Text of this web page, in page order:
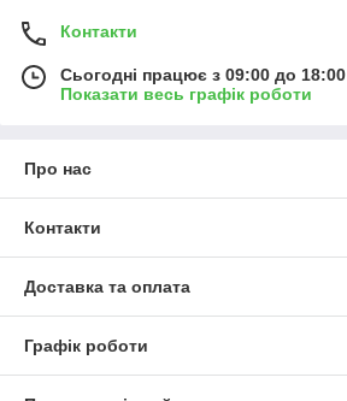
Контакти
Сьогодні працює з 09:00 до 18:00
Показати весь графік роботи
Про нас
Контакти
Доставка та оплата
Графік роботи